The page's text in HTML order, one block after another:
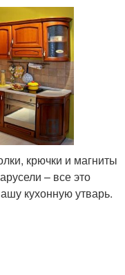
крючки и магниты
– все это
кухонную утварь.